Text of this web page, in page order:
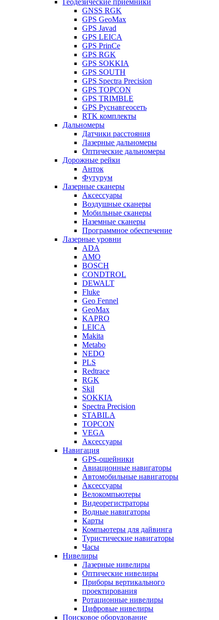
Геодезические приемники
GNSS RGK
GPS GeoMax
GPS Javad
GPS LEICA
GPS PrinCe
GPS RGK
GPS SOKKIA
GPS SOUTH
GPS Spectra Precision
GPS TOPCON
GPS TRIMBLE
GPS Руснавгеосеть
RTK комплекты
Дальномеры
Датчики расстояния
Лазерные дальномеры
Оптические дальномеры
Дорожные рейки
Анток
Футурум
Лазерные сканеры
Аксессуары
Воздушные сканеры
Мобильные сканеры
Наземные сканеры
Программное обеспечение
Лазерные уровни
ADA
AMO
BOSCH
CONDTROL
DEWALT
Fluke
Geo Fennel
GeoMax
KAPRO
LEICA
Makita
Metabo
NEDO
PLS
Redtrace
RGK
Skil
SOKKIA
Spectra Precision
STABILA
TOPCON
VEGA
Аксессуары
Навигация
GPS-ошейники
Авиационные навигаторы
Автомобильные навигаторы
Аксессуары
Велокомпьютеры
Видеорегистраторы
Водные навигаторы
Карты
Компьютеры для дайвинга
Туристические навигаторы
Часы
Нивелиры
Лазерные нивелиры
Оптические нивелиры
Приборы вертикального
проектирования
Ротационные нивелиры
Цифровые нивелиры
Поисковое оборудование